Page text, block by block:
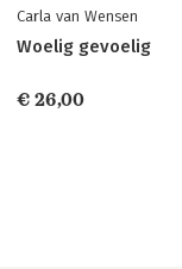
Carla van Wensen
Woelig gevoelig
€ 26,00